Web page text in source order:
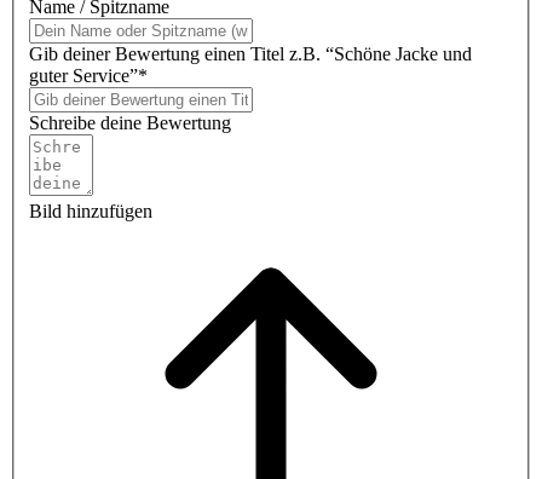
Name / Spitzname
Gib deiner Bewertung einen Titel z.B. “Schöne Jacke und
guter Service”*
Schreibe deine Bewertung
Bild hinzufügen